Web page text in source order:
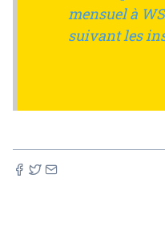
mensuel à
suivant les